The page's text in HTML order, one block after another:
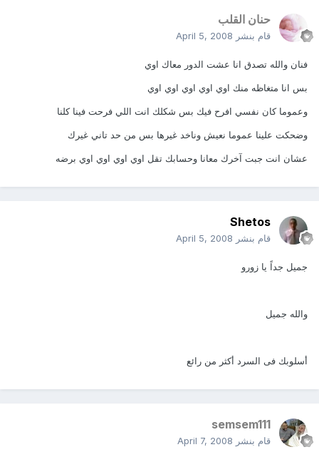
حنان القلب
قام بنشر April 5, 2008
فنان والله تصدق انا عشت الدور معاك اوي
بس انا متغاظه منك اوي اوي اوي اوي اوي
وعموما كان نفسي افرح فيك بس شكلك انت اللي فرحت فينا كلنا
وضحكت علينا عموما نعيش وناخد غيرها بس من حد تاني غيرك
عشان انت جبت آخرك معانا وحسابك تقل اوي اوي اوي اوي برضه
Shetos
قام بنشر April 5, 2008
جميل جداً يا زورو
والله جميل
أسلوبك فى السرد أكثر من رائع
semsem111
قام بنشر April 7, 2008